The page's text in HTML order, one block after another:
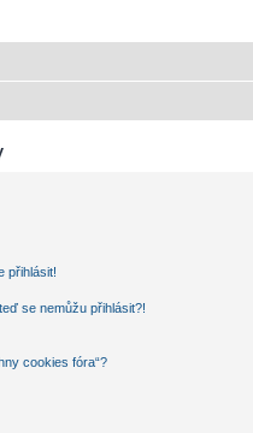
přihlásit!
se nemůžu přihlásit?!
cookies fóra“?